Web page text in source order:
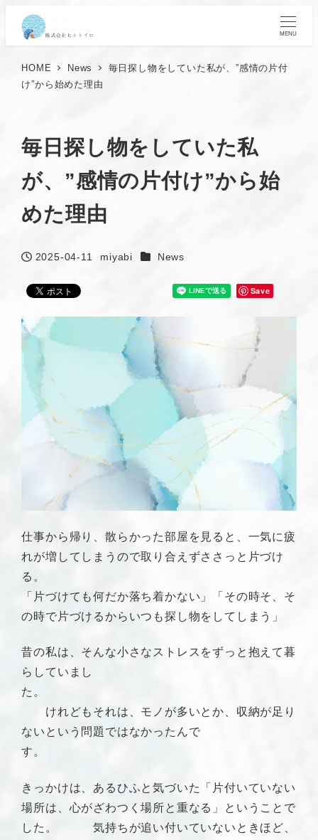
MENU
HOME News
毎日探し物をしていた私が、”感情の片付
け”から始めた理由
毎日探し物をしていた私
が、”感情の片付け”から始
めた理由
投稿日
2025-04-11 miyabi カテゴリー
News
Save
仕事から帰り、散らかった部屋を見ると、一気に疲
れが増してしまうので取り合えずささっと片づけ
る。
「片づけても何だか落ち着かない」「その時そ、そ
の時で片づけるからいつも探し物をしてしまう」
昔の私は、そんな小さなストレスをずっと抱えて暮
らしていまし
た。
けれどもそれは、モノが多いとか、収納が足り
ないという問題ではなかったんで
す。
きっかけは、あるひふと気づいた「片付いていない
場所は、心がざわつく場所と重なる」ということで
した。 気持ちが追い付いていないときほど、